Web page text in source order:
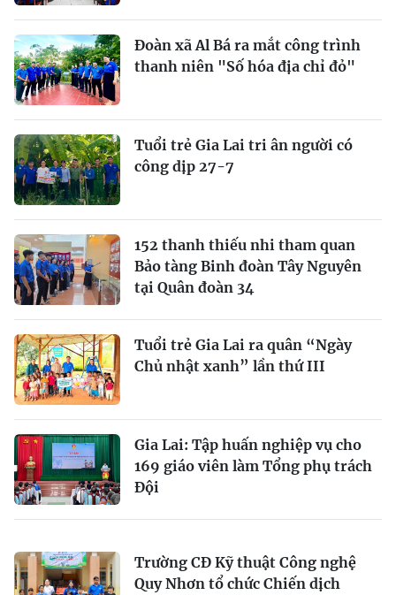
Đoàn xã Al Bá ra mắt công trình
thanh niên "Số hóa địa chỉ đỏ"
Tuổi trẻ Gia Lai tri ân người có
công dịp 27-7
152 thanh thiếu nhi tham quan
Bảo tàng Binh đoàn Tây Nguyên
tại Quân đoàn 34
Tuổi trẻ Gia Lai ra quân “Ngày
Chủ nhật xanh” lần thứ III
Gia Lai: Tập huấn nghiệp vụ cho
169 giáo viên làm Tổng phụ trách
Đội
Trường CĐ Kỹ thuật Công nghệ
Quy Nhơn tổ chức Chiến dịch